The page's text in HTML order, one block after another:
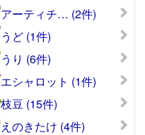
アーティチ… (2件)
うど (1件)
うり (6件)
エシャロット (1件)
枝豆 (15件)
えのきたけ (4件)